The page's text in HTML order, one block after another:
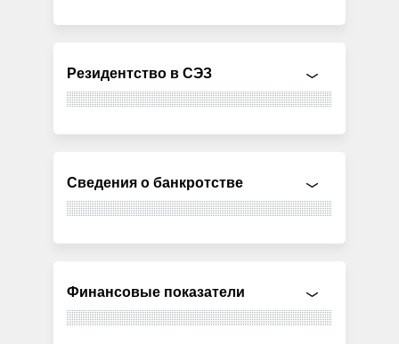
Резидентство в СЭЗ
Сведения о банкротстве
Финансовые показатели